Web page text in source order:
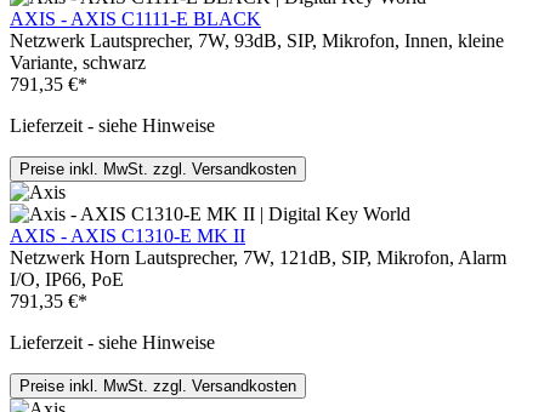
AXIS - AXIS C1111-E BLACK
Netzwerk Lautsprecher, 7W, 93dB, SIP, Mikrofon, Innen, kleine
Variante, schwarz
791,35 €*
Lieferzeit - siehe Hinweise
Preise inkl. MwSt. zzgl. Versandkosten
AXIS - AXIS C1310-E MK II
Netzwerk Horn Lautsprecher, 7W, 121dB, SIP, Mikrofon, Alarm
I/O, IP66, PoE
791,35 €*
Lieferzeit - siehe Hinweise
Preise inkl. MwSt. zzgl. Versandkosten